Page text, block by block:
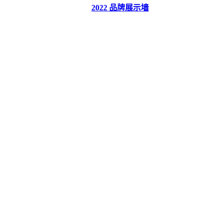
2022 品牌展示墙